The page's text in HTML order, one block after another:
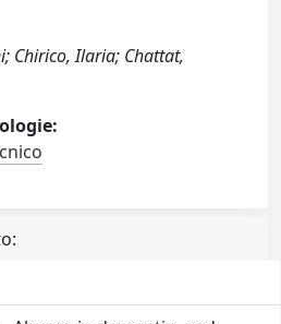
Chirico, Ilaria; Chattat,